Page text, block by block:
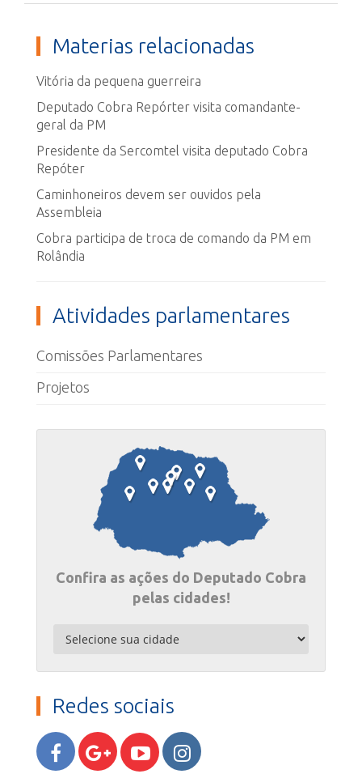
Materias relacionadas
Vitória da pequena guerreira
Deputado Cobra Repórter visita comandante-
geral da PM
Presidente da Sercomtel visita deputado Cobra
Repóter
Caminhoneiros devem ser ouvidos pela
Assembleia
Cobra participa de troca de comando da PM em
Rolândia
Atividades parlamentares
Comissões Parlamentares
Projetos
Confira as ações do Deputado Cobra
pelas cidades!
Redes sociais